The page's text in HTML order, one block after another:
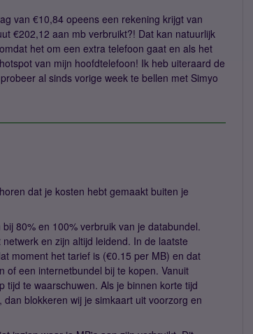
van €10,84 opeens een rekening krijgt van
€202,12 aan mb verbruikt?! Dat kan natuurlijk
het om een extra telefoon gaat en als het
van mijn hoofdtelefoon! Ik heb uiteraard de
al sinds vorige week te bellen met Simyo
dat je kosten hebt gemaakt buiten je
80% en 100% verbruik van je databundel.
en zijn altijd leidend. In de laatste
moment het tarief is (€0.15 per MB) en dat
of een internetbundel bij te kopen. Vanuit
tijd te waarschuwen. Als je binnen korte tijd
blokkeren wij je simkaart uit voorzorg en